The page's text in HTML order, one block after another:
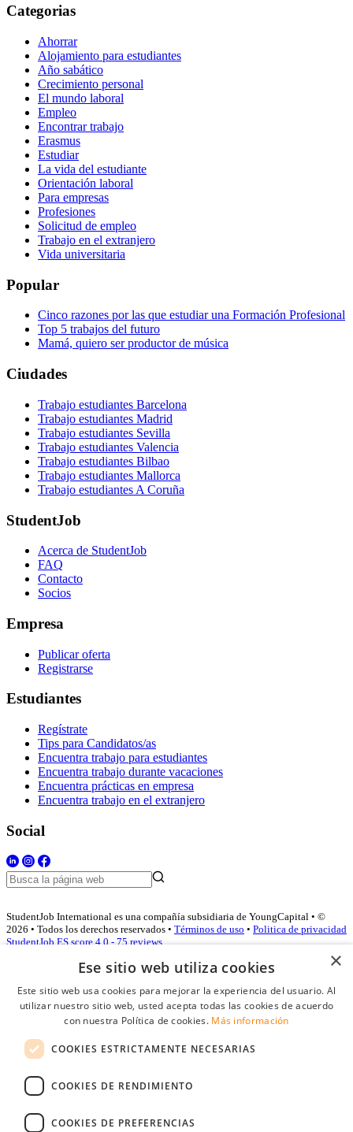
Categorias
Ahorrar
Alojamiento para estudiantes
Año sabático
Crecimiento personal
El mundo laboral
Empleo
Encontrar trabajo
Erasmus
Estudiar
La vida del estudiante
Orientación laboral
Para empresas
Profesiones
Solicitud de empleo
Trabajo en el extranjero
Vida universitaria
Popular
Cinco razones por las que estudiar una Formación Profesional
Top 5 trabajos del futuro
Mamá, quiero ser productor de música
Ciudades
Trabajo estudiantes Barcelona
Trabajo estudiantes Madrid
Trabajo estudiantes Sevilla
Trabajo estudiantes Valencia
Trabajo estudiantes Bilbao
Trabajo estudiantes Mallorca
Trabajo estudiantes A Coruña
StudentJob
Acerca de StudentJob
FAQ
Contacto
Socios
Empresa
Publicar oferta
Registrarse
Estudiantes
Regístrate
Tips para Candidatos/as
Encuentra trabajo para estudiantes
Encuentra trabajo durante vacaciones
Encuentra prácticas en empresa
Encuentra trabajo en el extranjero
Social
StudentJob International es una compañía subsidiaria de YoungCapital • ©
2026 • Todos los derechos reservados • Términos de uso • Politica de privacidad
StudentJob ES score 4.0 - 75 reviews
Acceso empresas
Contraseña
Recordarme
Conectarse
×
Ese sitio web utiliza cookies
Este sitio web usa cookies para mejorar la experiencia del usuario. Al
utilizar nuestro sitio web, usted acepta todas las cookies de acuerdo
con nuestra Política de cookies. Más información
COOKIES ESTRICTAMENTE NECESARIAS
COOKIES DE RENDIMIENTO
COOKIES DE PREFERENCIAS